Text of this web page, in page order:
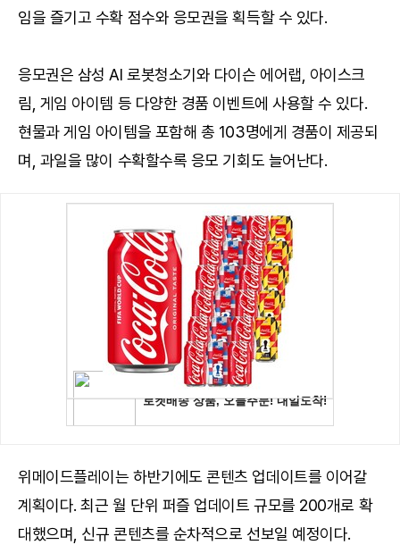
임을 즐기고 수확 점수와 응모권을 획득할 수 있다.
응모권은 삼성 AI 로봇청소기와 다이슨 에어랩, 아이스크
림, 게임 아이템 등 다양한 경품 이벤트에 사용할 수 있다.
현물과 게임 아이템을 포함해 총 103명에게 경품이 제공되
며, 과일을 많이 수확할수록 응모 기회도 늘어난다.
위메이드플레이는 하반기에도 콘텐츠 업데이트를 이어갈
계획이다. 최근 월 단위 퍼즐 업데이트 규모를 200개로 확
대했으며, 신규 콘텐츠를 순차적으로 선보일 예정이다.